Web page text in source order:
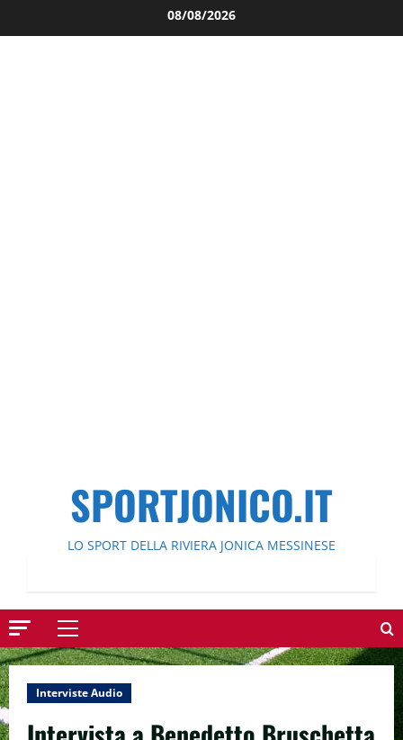
al
08/08/2026
SPORTJONICO.IT
LO SPORT DELLA RIVIERA JONICA MESSINESE
Menu
principale
Interviste Audio